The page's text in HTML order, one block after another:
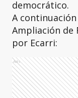
democrático.
A
Ampliación de
por Ecarri:
Ads